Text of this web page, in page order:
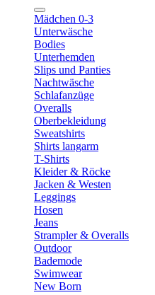
Mädchen 0-3
Unterwäsche
Bodies
Unterhemden
Slips und Panties
Nachtwäsche
Schlafanzüge
Overalls
Oberbekleidung
Sweatshirts
Shirts langarm
T-Shirts
Kleider & Röcke
Jacken & Westen
Leggings
Hosen
Jeans
Strampler & Overalls
Outdoor
Bademode
Swimwear
New Born